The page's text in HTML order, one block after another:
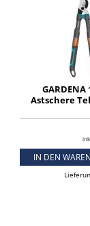
GARDENA
Astschere
IN DEN